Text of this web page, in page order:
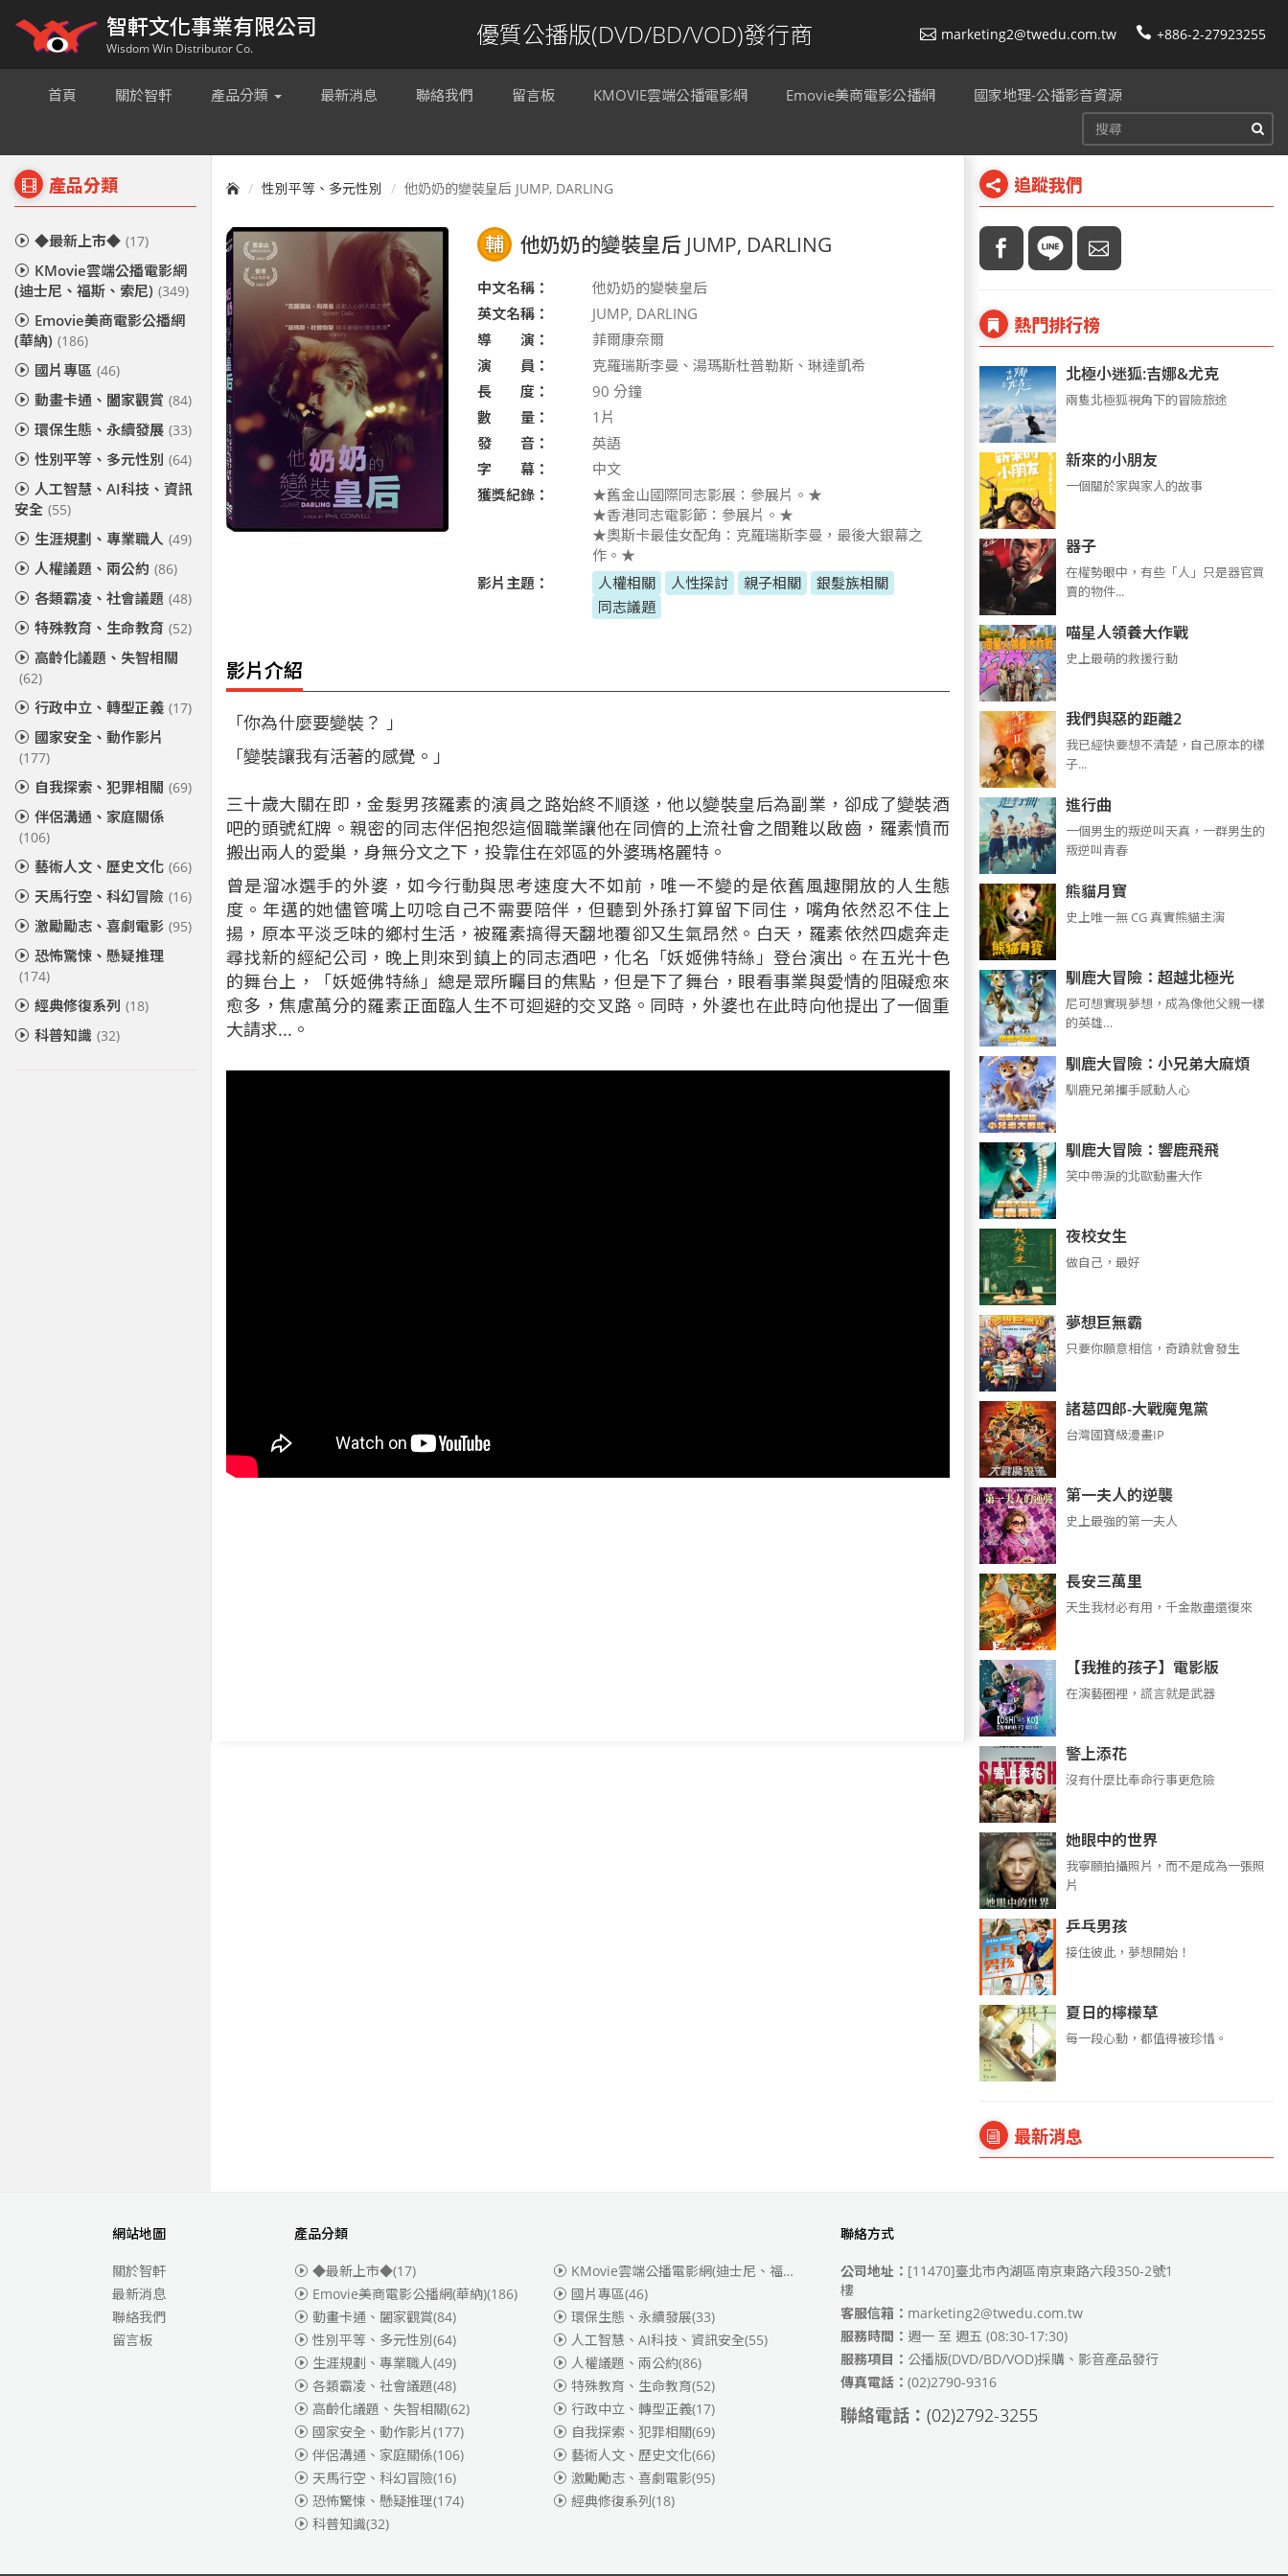
智軒文化事業有限公司
Wisdom Win Distributor Co. 優質公播版(DVD/BD/VOD)發行商 marketing2@twedu.com.tw +886-2-27923255
首頁 關於智軒 產品分類 最新消息 聯絡我們 留言板 KMOVIE雲端公播電影網 Emovie美商電影公播網 國家地理-公播影音資源
產品分類
◆最新上市◆ (17)
KMovie雲端公播電影網
(迪士尼、福斯、索尼) (349)
Emovie美商電影公播網
(華納) (186)
國片專區 (46)
動畫卡通、闔家觀賞 (84)
環保生態、永續發展 (33)
性別平等、多元性別 (64)
人工智慧、AI科技、資訊
安全 (55)
生涯規劃、專業職人 (49)
人權議題、兩公約 (86)
各類霸凌、社會議題 (48)
特殊教育、生命教育 (52)
高齡化議題、失智相關
(62)
行政中立、轉型正義 (17)
國家安全、動作影片
(177)
自我探索、犯罪相關 (69)
伴侶溝通、家庭關係
(106)
藝術人文、歷史文化 (66)
天馬行空、科幻冒險 (16)
激勵勵志、喜劇電影 (95)
恐怖驚悚、懸疑推理
(174)
經典修復系列 (18)
科普知識 (32)
性別平等、多元性別 他奶奶的變裝皇后 JUMP, DARLING
輔 他奶奶的變裝皇后 JUMP, DARLING
中文名稱：
他奶奶的變裝皇后
英文名稱：
JUMP, DARLING
導 演：
菲爾康奈爾
演 員：
克羅瑞斯李曼、湯瑪斯杜普勒斯、琳達凱希
長 度：
90 分鐘
數 量：
1片
發 音：
英語
字 幕：
中文
獲獎紀錄：
★舊金山國際同志影展：參展片。★
★香港同志電影節：參展片。★
★奧斯卡最佳女配角：克羅瑞斯李曼，最後大銀幕之
作。★
影片主題：
人權相關 人性探討 親子相關
銀髮族相關
同志議題
影片介紹
「你為什麼要變裝？ 」
「變裝讓我有活著的感覺。」
三十歲大關在即，金髮男孩羅素的演員之路始終不順遂，他以變裝皇后為副業，卻成了變裝酒
吧的頭號紅牌。親密的同志伴侶抱怨這個職業讓他在同儕的上流社會之間難以啟齒，羅素憤而
搬出兩人的愛巢，身無分文之下，投靠住在郊區的外婆瑪格麗特。
曾是溜冰選手的外婆，如今行動與思考速度大不如前，唯一不變的是依舊風趣開放的人生態
度。年邁的她儘管嘴上叨唸自己不需要陪伴，但聽到外孫打算留下同住，嘴角依然忍不住上
揚，原本平淡乏味的鄉村生活，被羅素搞得天翻地覆卻又生氣昂然。白天，羅素依然四處奔走
尋找新的經紀公司，晚上則來到鎮上的同志酒吧，化名「妖姬佛特絲」登台演出。在五光十色
的舞台上，「妖姬佛特絲」總是眾所矚目的焦點，但是下了舞台，眼看事業與愛情的阻礙愈來
愈多，焦慮萬分的羅素正面臨人生不可迴避的交叉路。同時，外婆也在此時向他提出了一個重
大請求...。
追蹤我們
熱門排行榜
北極小迷狐:吉娜&尤克
兩隻北極狐視角下的冒險旅途
新來的小朋友
一個關於家與家人的故事
器子
在權勢眼中，有些「人」只是器官買
賣的物件...
喵星人領養大作戰
史上最萌的救援行動
我們與惡的距離2
我已經快要想不清楚，自己原本的樣
子...
進行曲
​​​一個男生的叛逆叫天真，一群男生的
叛逆叫青春
熊貓月寶
史上唯一無 CG 真實熊貓主演
馴鹿大冒險：超越北極光
尼可想實現夢想，成為像他父親一樣
的英雄…
馴鹿大冒險：小兄弟大麻煩
馴鹿兄弟攜手感動人心
馴鹿大冒險：響鹿飛飛
笑中帶淚的北歐動畫大作
夜校女生
做自己，最好
夢想巨無霸
只要你願意相信，奇蹟就會發生
諸葛四郎-大戰魔鬼黨
台灣國寶級漫畫IP
第一夫人的逆襲
史上最強的第一夫人
長安三萬里
天生我材必有用，千金散盡還復來
【我推的孩子】電影版
在演藝圈裡，謊言就是武器
警上添花
沒有什麼比奉命行事更危險
她眼中的世界
我寧願拍攝照片，而不是成為一張照
片
乒乓男孩
接住彼此，夢想開始！
夏日的檸檬草
每一段心動，都值得被珍惜。
最新消息
網站地圖
關於智軒
最新消息
聯絡我們
留言板
產品分類
◆最新上市◆(17) KMovie雲端公播電影網(迪士尼、福斯、索尼)
(349)
Emovie美商電影公播網(華納)(186) 國片專區(46)
動畫卡通、闔家觀賞(84) 環保生態、永續發展(33)
性別平等、多元性別(64) 人工智慧、AI科技、資訊安全(55)
生涯規劃、專業職人(49) 人權議題、兩公約(86)
各類霸凌、社會議題(48) 特殊教育、生命教育(52)
高齡化議題、失智相關(62) 行政中立、轉型正義(17)
國家安全、動作影片(177) 自我探索、犯罪相關(69)
伴侶溝通、家庭關係(106) 藝術人文、歷史文化(66)
天馬行空、科幻冒險(16) 激勵勵志、喜劇電影(95)
恐怖驚悚、懸疑推理(174) 經典修復系列(18)
科普知識(32)
聯絡方式
公司地址： [11470]臺北市內湖區南京東路六段350-2號1
樓
客服信箱： marketing2@twedu.com.tw
服務時間： 週一 至 週五 (08:30-17:30)
服務項目： 公播版(DVD/BD/VOD)採購、影音產品發行
傳真電話： (02)2790-9316
聯絡電話： (02)2792-3255